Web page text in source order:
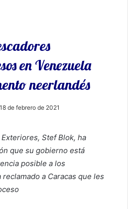
en Venezuela
neerlandés
18 de febrero de 2021
Stef Blok, ha
que su gobierno está
posible a los
a Caracas que les